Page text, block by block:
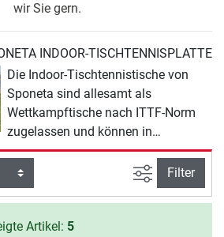
wir Sie gern.
INDOOR-TISCHTENNISPLATTE
Die Indoor-Tischtennistische von
Sponeta sind allesamt als
Wettkampftische nach ITTF-Norm
zugelassen und können in
nationalen und internationalen
Wettkämpfen bespielt werden. Die
dicken Spielflächen stehen für hohe
Spiel- und Ballabsprungqualität. Der
Ballsprung ist besonders für Vereins-
Ansicht
Filter
Artikel: 5